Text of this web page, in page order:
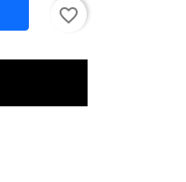
favorite_border